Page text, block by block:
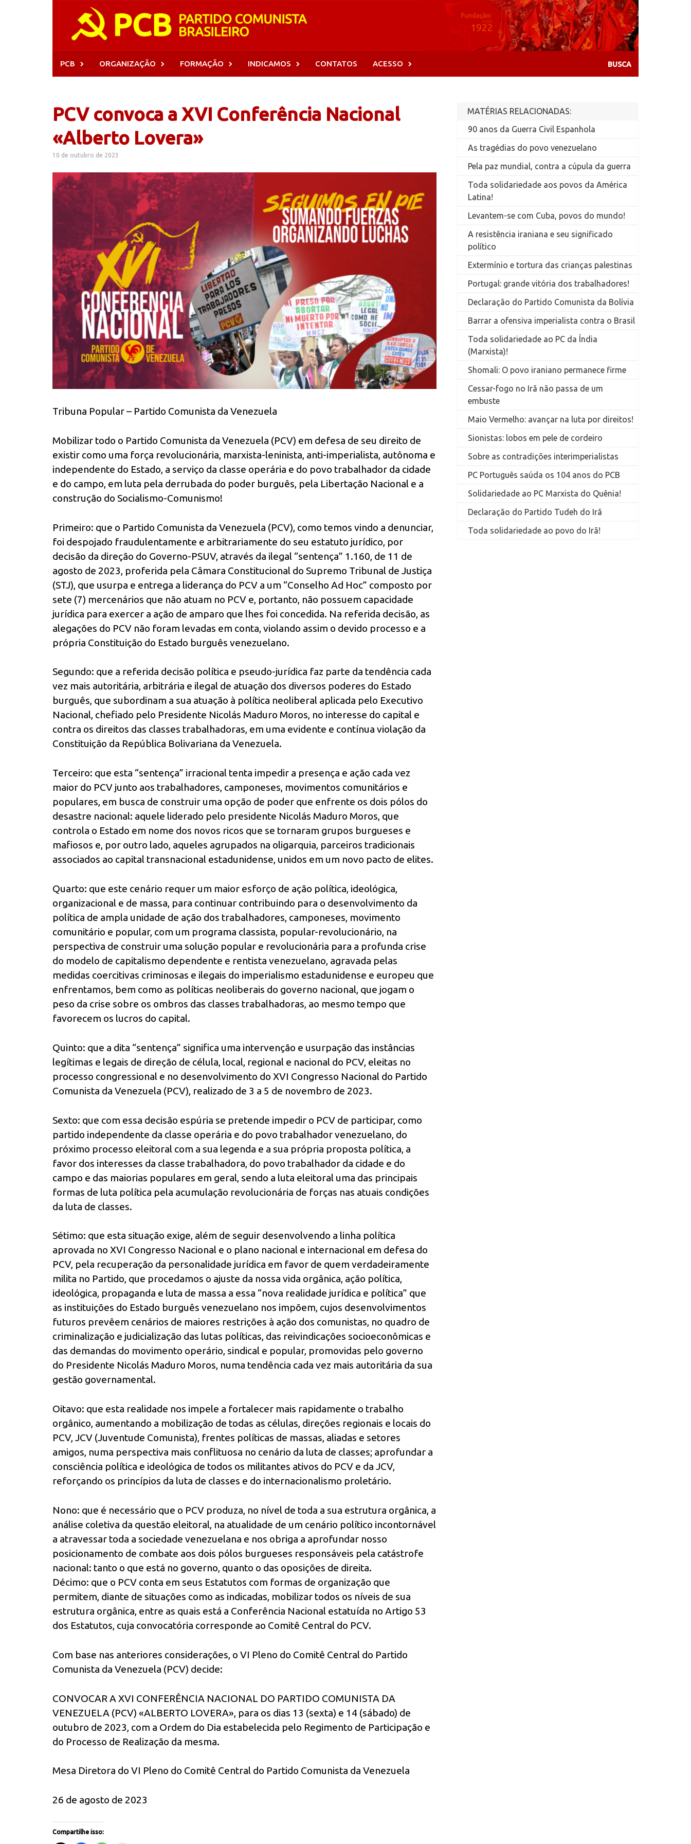
PCB ORGANIZAÇÃO FORMAÇÃO INDICAMOS CONTATOS ACESSO
PCV convoca a XVI Conferência Nacional
«Alberto Lovera»
10 de outubro de 2023
Tribuna Popular – Partido Comunista da Venezuela
Mobilizar todo o Partido Comunista da Venezuela (PCV) em defesa de seu direito de
existir como uma força revolucionária, marxista-leninista, anti-imperialista, autônoma e
independente do Estado, a serviço da classe operária e do povo trabalhador da cidade
e do campo, em luta pela derrubada do poder burguês, pela Libertação Nacional e a
construção do Socialismo-Comunismo!
Primeiro: que o Partido Comunista da Venezuela (PCV), como temos vindo a denunciar,
foi despojado fraudulentamente e arbitrariamente do seu estatuto jurídico, por
decisão da direção do Governo-PSUV, através da ilegal “sentença” 1.160, de 11 de
agosto de 2023, proferida pela Câmara Constitucional do Supremo Tribunal de Justiça
(STJ), que usurpa e entrega a liderança do PCV a um “Conselho Ad Hoc” composto por
sete (7) mercenários que não atuam no PCV e, portanto, não possuem capacidade
jurídica para exercer a ação de amparo que lhes foi concedida. Na referida decisão, as
alegações do PCV não foram levadas em conta, violando assim o devido processo e a
própria Constituição do Estado burguês venezuelano.
Segundo: que a referida decisão política e pseudo-jurídica faz parte da tendência cada
vez mais autoritária, arbitrária e ilegal de atuação dos diversos poderes do Estado
burguês, que subordinam a sua atuação à política neoliberal aplicada pelo Executivo
Nacional, chefiado pelo Presidente Nicolás Maduro Moros, no interesse do capital e
contra os direitos das classes trabalhadoras, em uma evidente e contínua violação da
Constituição da República Bolivariana da Venezuela.
Terceiro: que esta “sentença” irracional tenta impedir a presença e ação cada vez
maior do PCV junto aos trabalhadores, camponeses, movimentos comunitários e
populares, em busca de construir uma opção de poder que enfrente os dois pólos do
desastre nacional: aquele liderado pelo presidente Nicolás Maduro Moros, que
controla o Estado em nome dos novos ricos que se tornaram grupos burgueses e
mafiosos e, por outro lado, aqueles agrupados na oligarquia, parceiros tradicionais
associados ao capital transnacional estadunidense, unidos em um novo pacto de elites.
Quarto: que este cenário requer um maior esforço de ação política, ideológica,
organizacional e de massa, para continuar contribuindo para o desenvolvimento da
política de ampla unidade de ação dos trabalhadores, camponeses, movimento
comunitário e popular, com um programa classista, popular-revolucionário, na
perspectiva de construir uma solução popular e revolucionária para a profunda crise
do modelo de capitalismo dependente e rentista venezuelano, agravada pelas
medidas coercitivas criminosas e ilegais do imperialismo estadunidense e europeu que
enfrentamos, bem como as políticas neoliberais do governo nacional, que jogam o
peso da crise sobre os ombros das classes trabalhadoras, ao mesmo tempo que
favorecem os lucros do capital.
Quinto: que a dita “sentença” significa uma intervenção e usurpação das instâncias
legítimas e legais de direção de célula, local, regional e nacional do PCV, eleitas no
processo congressional e no desenvolvimento do XVI Congresso Nacional do Partido
Comunista da Venezuela (PCV), realizado de 3 a 5 de novembro de 2023.
Sexto: que com essa decisão espúria se pretende impedir o PCV de participar, como
partido independente da classe operária e do povo trabalhador venezuelano, do
próximo processo eleitoral com a sua legenda e a sua própria proposta política, a
favor dos interesses da classe trabalhadora, do povo trabalhador da cidade e do
campo e das maiorias populares em geral, sendo a luta eleitoral uma das principais
formas de luta política pela acumulação revolucionária de forças nas atuais condições
da luta de classes.
Sétimo: que esta situação exige, além de seguir desenvolvendo a linha política
aprovada no XVI Congresso Nacional e o plano nacional e internacional em defesa do
PCV, pela recuperação da personalidade jurídica em favor de quem verdadeiramente
milita no Partido, que procedamos o ajuste da nossa vida orgânica, ação política,
ideológica, propaganda e luta de massa a essa “nova realidade jurídica e política” que
as instituições do Estado burguês venezuelano nos impõem, cujos desenvolvimentos
futuros prevêem cenários de maiores restrições à ação dos comunistas, no quadro de
criminalização e judicialização das lutas políticas, das reivindicações socioeconômicas e
das demandas do movimento operário, sindical e popular, promovidas pelo governo
do Presidente Nicolás Maduro Moros, numa tendência cada vez mais autoritária da sua
gestão governamental.
Oitavo: que esta realidade nos impele a fortalecer mais rapidamente o trabalho
orgânico, aumentando a mobilização de todas as células, direções regionais e locais do
PCV, JCV (Juventude Comunista), frentes políticas de massas, aliadas e setores
amigos, numa perspectiva mais conflituosa no cenário da luta de classes; aprofundar a
consciência política e ideológica de todos os militantes ativos do PCV e da JCV,
reforçando os princípios da luta de classes e do internacionalismo proletário.
Nono: que é necessário que o PCV produza, no nível de toda a sua estrutura orgânica, a
análise coletiva da questão eleitoral, na atualidade de um cenário político incontornável
a atravessar toda a sociedade venezuelana e nos obriga a aprofundar nosso
posicionamento de combate aos dois pólos burgueses responsáveis pela catástrofe
nacional: tanto o que está no governo, quanto o das oposições de direita.
Décimo: que o PCV conta em seus Estatutos com formas de organização que
permitem, diante de situações como as indicadas, mobilizar todos os níveis de sua
estrutura orgânica, entre as quais está a Conferência Nacional estatuída no Artigo 53
dos Estatutos, cuja convocatória corresponde ao Comitê Central do PCV.
Com base nas anteriores considerações, o VI Pleno do Comitê Central do Partido
Comunista da Venezuela (PCV) decide:
CONVOCAR A XVI CONFERÊNCIA NACIONAL DO PARTIDO COMUNISTA DA
VENEZUELA (PCV) «ALBERTO LOVERA», para os dias 13 (sexta) e 14 (sábado) de
outubro de 2023, com a Ordem do Dia estabelecida pelo Regimento de Participação e
do Processo de Realização da mesma.
Mesa Diretora do VI Pleno do Comitê Central do Partido Comunista da Venezuela
26 de agosto de 2023
Compartilhe isso:
MATÉRIAS RELACIONADAS:
90 anos da Guerra Civil Espanhola
As tragédias do povo venezuelano
Pela paz mundial, contra a cúpula da guerra
Toda solidariedade aos povos da América
Latina!
Levantem-se com Cuba, povos do mundo!
A resistência iraniana e seu significado
político
Extermínio e tortura das crianças palestinas
Portugal: grande vitória dos trabalhadores!
Declaração do Partido Comunista da Bolívia
Barrar a ofensiva imperialista contra o Brasil
Toda solidariedade ao PC da Índia
(Marxista)!
Shomali: O povo iraniano permanece firme
Cessar-fogo no Irã não passa de um
embuste
Maio Vermelho: avançar na luta por direitos!
Sionistas: lobos em pele de cordeiro
Sobre as contradições interimperialistas
PC Português saúda os 104 anos do PCB
Solidariedade ao PC Marxista do Quênia!
Declaração do Partido Tudeh do Irã
Toda solidariedade ao povo do Irã!